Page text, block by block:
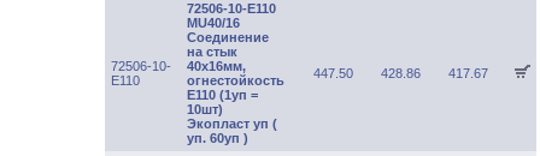
72506-10-
E110
72506-10-E110
MU40/16
Соединение
на стык
40х16мм,
огнестойкость
Е110 (1уп =
10шт)
Экопласт уп (
уп. 60уп )
447.50 428.86 417.67